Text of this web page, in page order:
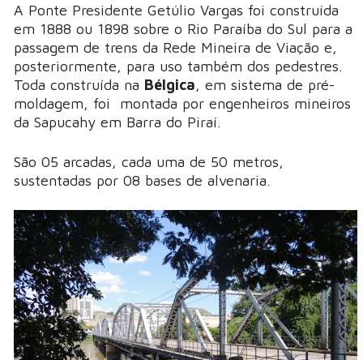
A Ponte Presidente Getúlio Vargas foi construída
em 1888 ou 1898 sobre o Rio Paraíba do Sul para a
passagem de trens da Rede Mineira de Viação e,
posteriormente, para uso também dos pedestres.
Toda construída na Bélgica, em sistema de pré-
moldagem, foi montada por engenheiros mineiros
da Sapucahy em Barra do Piraí.
São 05 arcadas, cada uma de 50 metros,
sustentadas por 08 bases de alvenaria.